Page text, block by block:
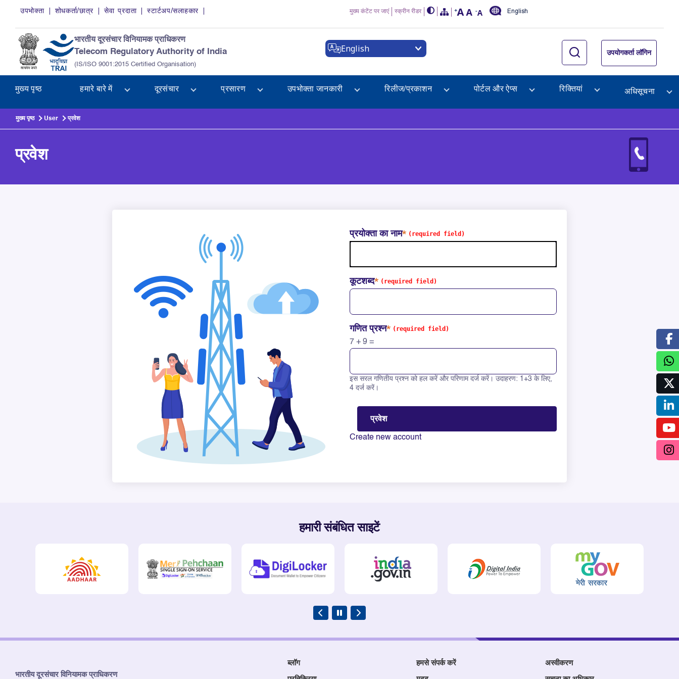
Skip to main content
उपभोक्ता शोधकर्ता/छात्र सेवा प्रदाता स्टार्टअप/सलाहकार मुख्य कंटेंट पर जाएं स्क्रीन रीडर English
भारतीय दूरसंचार विनियामक प्राधिकरण
Telecom Regulatory Authority of India
(IS/ISO 9001:2015 Certified Organisation)
English उपयोगकर्ता लॉगिन
मुख्य पृष्ठ हमारे बारे में दूरसंचार प्रसारण उपभोक्ता जानकारी रिलीज/प्रकाशन पोर्टल और ऐप्स रिक्तियां अधिसूचना
मुख्य पृष्ठ User प्रवेश
प्रवेश
प्रयोक्ता का नाम
कूटशब्द
गणित प्रश्न
7 + 9 =
Solve this math question: 7 + 9 =
इस सरल गणितीय प्रश्न को हल करें और परिणाम दर्ज करें। उदाहरण: 1+3 के लिए,
4 दर्ज करें।
Create new account
हमारी संबंधित साइटें
भारतीय दूरसंचार विनियामक प्राधिकरण
ब्लॉग हमसे संपर्क करें अस्वीकरण